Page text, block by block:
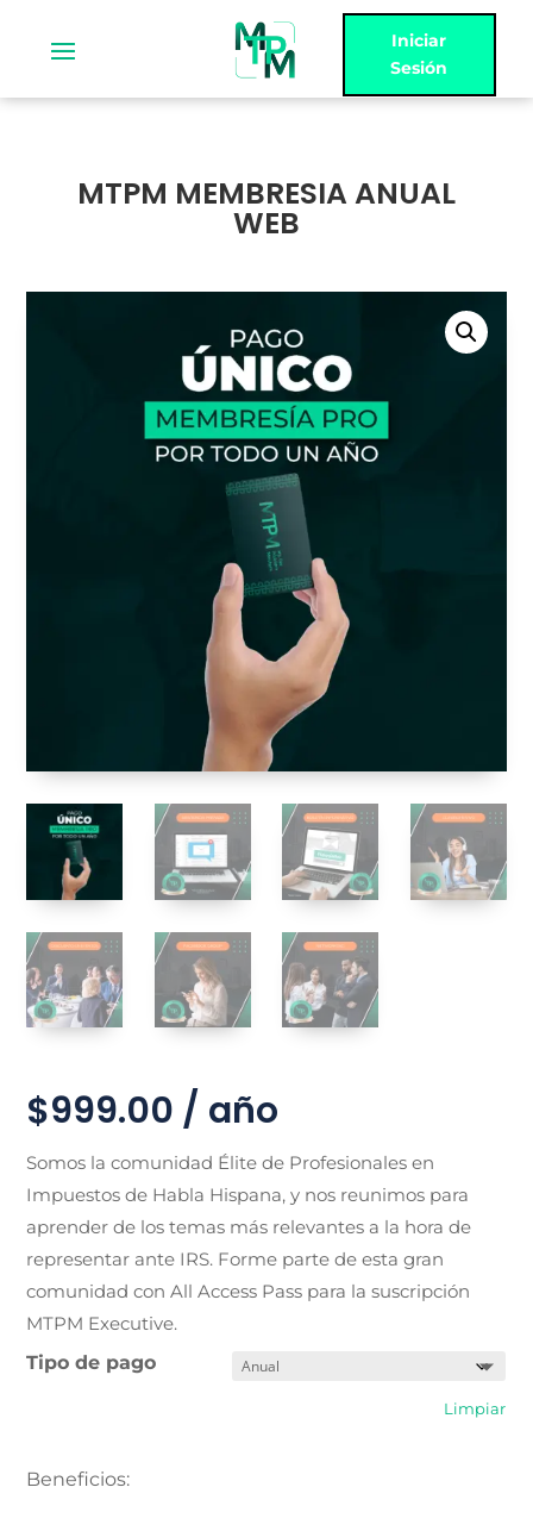
Iniciar
Sesión
MTPM MEMBRESIA ANUAL
WEB
$999.00 / año
Somos la comunidad Élite de Profesionales en
Impuestos de Habla Hispana, y nos reunimos para
aprender de los temas más relevantes a la hora de
representar ante IRS. Forme parte de esta gran
comunidad con All Access Pass para la suscripción
MTPM Executive.
Tipo de pago
Limpiar
Beneficios: